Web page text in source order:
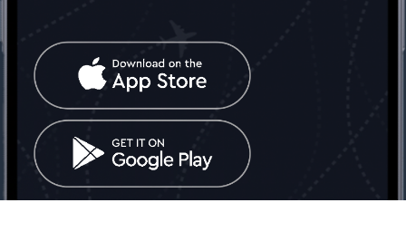
Հաճախ տրվող հարցեր
Կապ մեզ հետ
Միացյալ
Թագավորություն: Մենք
գործընկեր ենք
փնտրում
Հայաստանում
Տարածել
սոցիալական
ցանցում